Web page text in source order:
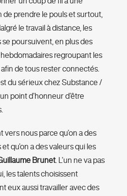
de prendre le pouls et surtout,
le travail à distance, les
poursuivent, en plus des
regroupant les
de tous rester connectés.
du sérieux chez Substance /
point d’honneur d’être
vers nous parce qu’on a des
qu’on a des valeurs qui les
Brunet. L’un ne va pas
les talents choisissent
eux aussi travailler avec des